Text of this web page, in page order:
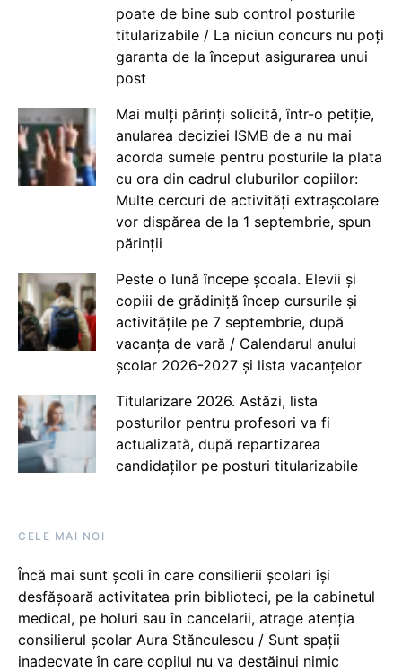
poate de bine sub control posturile
titularizabile / La niciun concurs nu poți
garanta de la început asigurarea unui
post
Mai mulți părinți solicită, într-o petiție,
anularea deciziei ISMB de a nu mai
acorda sumele pentru posturile la plata
cu ora din cadrul cluburilor copiilor:
Multe cercuri de activități extrașcolare
vor dispărea de la 1 septembrie, spun
părinții
Peste o lună începe școala. Elevii și
copiii de grădiniță încep cursurile și
activitățile pe 7 septembrie, după
vacanța de vară / Calendarul anului
școlar 2026-2027 și lista vacanțelor
Titularizare 2026. Astăzi, lista
posturilor pentru profesori va fi
actualizată, după repartizarea
candidaților pe posturi titularizabile
CELE MAI NOI
Încă mai sunt școli în care consilierii școlari își
desfășoară activitatea prin biblioteci, pe la cabinetul
medical, pe holuri sau în cancelarii, atrage atenția
consilierul școlar Aura Stănculescu / Sunt spații
inadecvate în care copilul nu va destăinui nimic